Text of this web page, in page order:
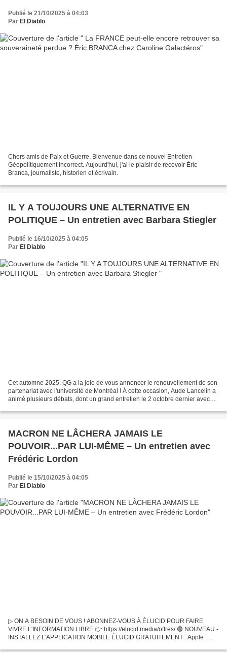
Publié le 21/10/2025 à 04:03
Par El Diablo
Chers amis de Paix et Guerre, Bienvenue dans ce nouvel Entretien
Géopolitiquement Incorrect. Aujourd'hui, j'ai le plaisir de recevoir Éric
Branca, journaliste, historien et écrivain.
IL Y A TOUJOURS UNE ALTERNATIVE EN
POLITIQUE – Un entretien avec Barbara Stiegler
Publié le 16/10/2025 à 04:05
Par El Diablo
Cet automne 2025, QG a la joie de vous annoncer le renouvellement de son
partenariat avec l'université de Montréal ! À cette occasion, Aude Lancelin a
animé plusieurs débats, dont un grand entretien le 2 octobre dernier avec
MACRON NE LÂCHERA JAMAIS LE
POUVOIR...PAR LUI-MÊME – Un entretien avec
Frédéric Lordon
Publié le 15/10/2025 à 04:05
Par El Diablo
▷ ON A BESOIN DE VOUS ! ABONNEZ-VOUS À ÉLUCID POUR FAIRE
VIVRE L'INFORMATION LIBRE 👉 https://elucid.media/offres/ 🟢 NOUVEAU -
INSTALLEZ L'APPLICATION MOBILE ÉLUCID GRATUITEMENT : Apple :